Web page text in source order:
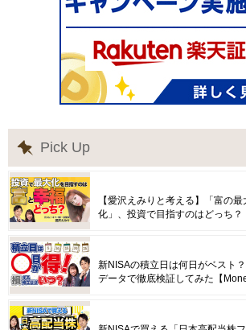
Pick Up
【愛沢えみりと考える】「富の
化」、投資で目指すのはどっち？
新NISAの積立日は何日がベスト
データで徹底検証してみた【